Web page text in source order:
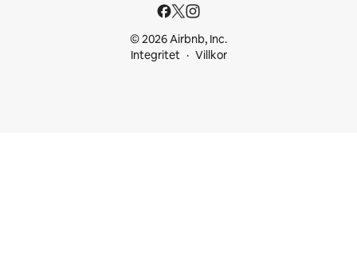
© 2026 Airbnb, Inc.
Integritet
Villkor